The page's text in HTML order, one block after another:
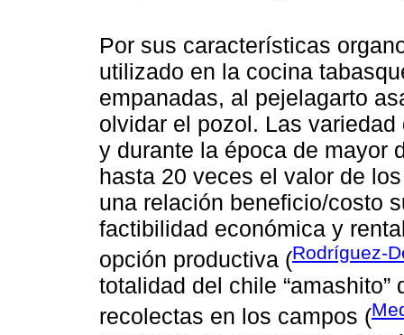
Por sus características
utilizado en la cocina
empanadas, al pejelagarto
olvidar el pozol. Las
y durante la época de mayor
hasta 20 veces el valor de
una relación beneficio/costo
factibilidad económica y
opción productiva (Rodríguez-
totalidad del chile
recolectas en los campos (